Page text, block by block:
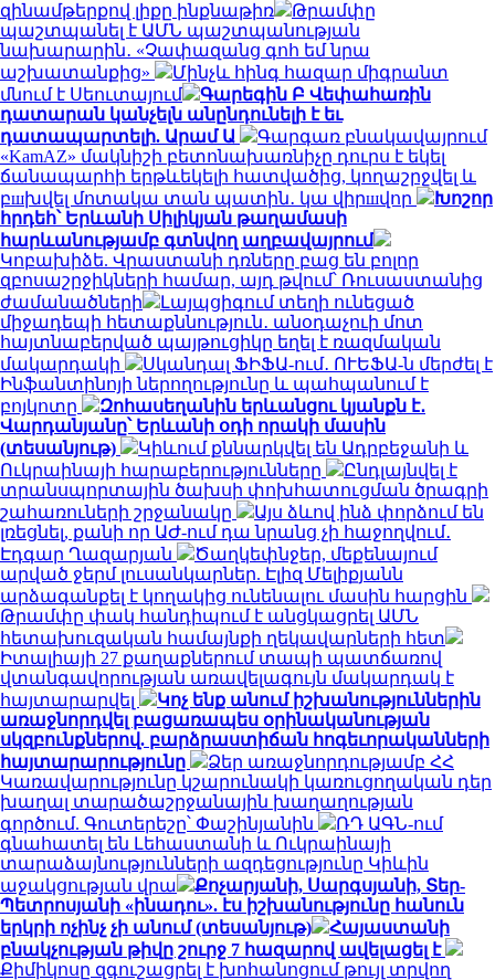
զինամթերքով լիքը ինքնաթիռ
Թրամփը
պաշտպանել է ԱՄՆ պաշտպանության
նախարարին․ «Չափազանց գոհ եմ նրա
աշխատանքից»
Մինչև հինգ հազար միգրանտ
մնում է Սեուտայում
Գարեգին Բ Վեփահառին
դատարան կանչելն անընդունելի է եւ
դատապարտելի. Արամ Ա
Գարգառ բնակավայրում
«KamAZ» մակնիշի բետոնախառնիչը դուրս է եկել
ճանապարհի երթևեկելի հատվածից, կողաշրջվել և
բшխվել մոտակա տան պատին․ կա վիրшվոր
Խոշոր
հրդեհ՝ Երևանի Սիլիկյան թաղամասի
հարևանությամբ գտնվող աղբավայրում
Կոբախիձե. Վրաստանի դռները բաց են բոլոր
զբոսաշրջիկների համար, այդ թվում՝ Ռուսաստանից
ժամանածների
Լայպցիգում տեղի ունեցած
միջադեպի հետաքննություն․ անօդաչուի մոտ
հայտնաբերված պայթուցիկը եղել է ռազմական
մակարդակի
Սկանդալ ՖԻՖԱ-ում․ ՈՒԵՖԱ-ն մերժել է
Ինֆանտինոյի ներողությունը և պահպանում է
բոյկոտը
Զոհասեղանին երևանցու կյանքն է․
Վարդանյանը՝ Երևանի օդի որակի մասին
(տեսանյութ)
Կիևում քննարկվել են Ադրբեջանի և
Ուկրաինայի հարաբերությունները
Ընդլայնվել է
տրանսպորտային ծախսի փոխհատուցման ծրագրի
շահառուների շրջանակը
Այս ձևով ինձ փորձում են
լռեցնել, քանի որ ԱԺ-ում դա նրանց չի հաջողվում․
Էդգար Ղազարյան
Ծաղկեփնջեր, մեքենայում
արված ջերմ լուսանկարներ. Էլիզ Մելիքյանն
արձագանքել է կողակից ունենալու մասին հարցին
Թրամփը փակ հանդիպում է անցկացրել ԱՄՆ
հետախուզական համայնքի ղեկավարների հետ
Իտալիայի 27 քաղաքներում տապի պատճառով
վտանգավորության առավելագույն մակարդակ է
հայտարարվել
Կոչ ենք անում իշխանություններին
առաջնորդվել բացառապես օրինականության
սկզբունքներով. բարձրաստիճան հոգեւորականների
հայտարարությունը
Ձեր առաջնորդությամբ ՀՀ
Կառավարությունը կշարունակի կառուցողական դեր
խաղալ տարածաշրջանային խաղաղության
գործում. Գուտերեշը՝ Փաշինյանին
ՌԴ ԱԳՆ-ում
գնահատել են Լեհաստանի և Ուկրաինայի
տարաձայնությունների ազդեցությունը Կիևին
աջակցության վրա
Քոչարյանի, Սարգսյանի, Տեր-
Պետրոսյանի «ինադու». էս իշխանությունը հանուն
երկրի ոչինչ չի անում (տեսանյութ)
Հայաստանի
բնակչության թիվը շուրջ 7 հազարով ավելացել է
Քիմիկոսը զգուշացրել է խոհանոցում թույլ տրվող